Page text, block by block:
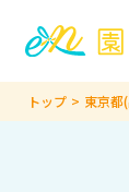
トップ 東京都